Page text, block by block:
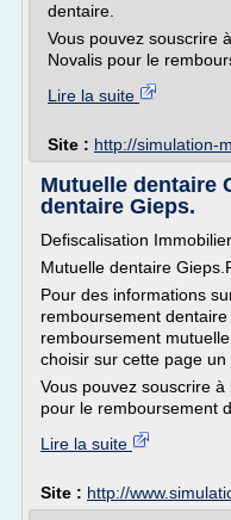
dentaire.
Vous pouvez souscrire
Novalis pour le
Lire la suite
Site : http://simulation-
Mutuelle dentaire
dentaire Gieps.
Defiscalisation
Mutuelle dentaire
Pour des informations
remboursement
remboursement
choisir sur cette page
Vous pouvez souscrire
pour le remboursement
Lire la suite
Site : http://